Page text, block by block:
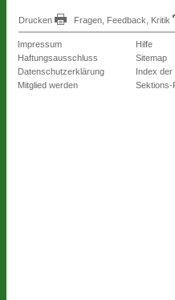
Drucken Fragen, Feedback, Kritik
Impressum
Haftungsausschluss
Datenschutzerklärung
Mitglied werden
Hilfe
Sitemap
Index der
Sektions-